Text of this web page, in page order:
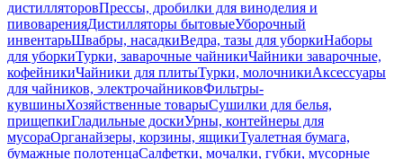
дистилляторовПрессы, дробилки для виноделия и
пивоваренияДистилляторы бытовыеУборочный
инвентарьШвабры, насадкиВедра, тазы для уборкиНаборы
для уборкиТурки, заварочные чайникиЧайники заварочные,
кофейникиЧайники для плитыТурки, молочникиАксессуары
для чайников, электрочайниковФильтры-
кувшиныХозяйственные товарыСушилки для белья,
прищепкиГладильные доскиУрны, контейнеры для
мусораОрганайзеры, корзины, ящикиТуалетная бумага,
бумажные полотенцаСалфетки, мочалки, губки, мусорные